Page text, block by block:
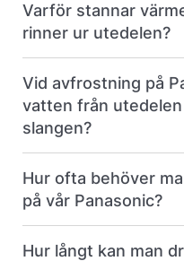
Varför stannar
rinner ur utedelen?
Vid avfrostning på
vatten från
slangen?
Hur ofta behöver
på vår Panasonic?
Hur långt kan man